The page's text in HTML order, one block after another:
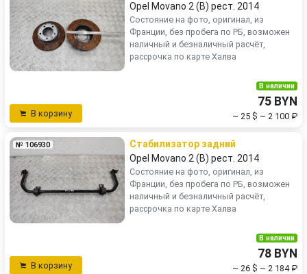
Opel Movano 2 (B) рест. 2014
Состояние на фото, оригинал, из
Франции, без пробега по РБ, возможен
наличный и безналичный расчёт,
рассрочка по карте Халва
В корзину
В наличии
75 BYN
~ 25 $ ~ 2 100 ₽
№ 106930
Стабилизатор задний
Opel Movano 2 (B) рест. 2014
Состояние на фото, оригинал, из
Франции, без пробега по РБ, возможен
наличный и безналичный расчёт,
рассрочка по карте Халва
В корзину
В наличии
78 BYN
~ 26 $ ~ 2 184 ₽